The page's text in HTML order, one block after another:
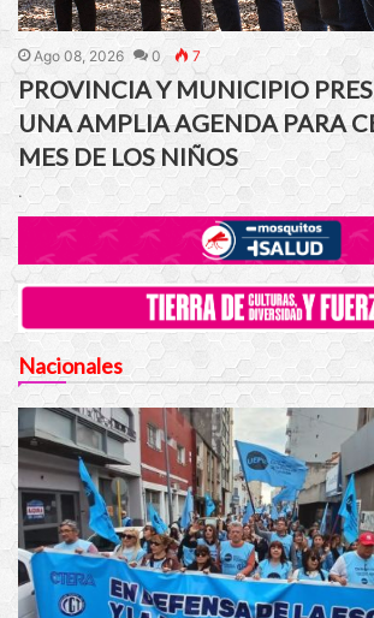
Ago 08, 2026 0 7
PROVINCIA Y MUNICIPIO
UNA AMPLIA AGENDA PARA
MES DE LOS NIÑOS
.
Nacionales